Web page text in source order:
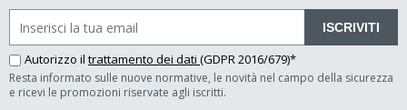
ISCRIVITI
Autorizzo il trattamento dei dati (GDPR 2016/679)*
Resta informato sulle nuove normative, le novità nel campo della sicurezza
e ricevi le promozioni riservate agli iscritti.